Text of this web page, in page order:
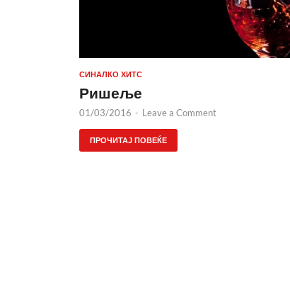
СИНАЛКО ХИТС
Ришеље
01/03/2016 - Leave a Comment
ПРОЧИТАЈ ПОВЕЌЕ